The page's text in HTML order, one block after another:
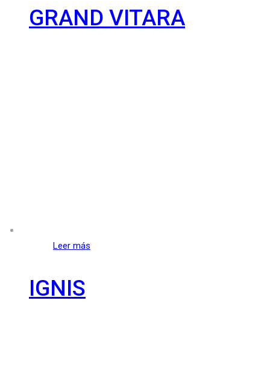
GRAND VITARA
Leer más
IGNIS